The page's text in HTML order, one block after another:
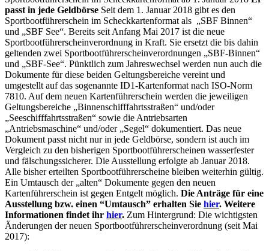
passt in jede Geldbörse Seit dem 1. Januar 2018 gibt es den
Sportbootführerschein im Scheckkartenformat als „SBF Binnen“
und „SBF See“. Bereits seit Anfang Mai 2017 ist die neue
Sportbootführerscheinverordnung in Kraft. Sie ersetzt die bis dahin
geltenden zwei Sportbootführerscheinverordnungen „SBF-Binnen“
und „SBF-See“. Pünktlich zum Jahreswechsel werden nun auch die
Dokumente für diese beiden Geltungsbereiche vereint und
umgestellt auf das sogenannte ID1-Kartenformat nach ISO-Norm
7810. Auf dem neuen Kartenführerschein werden die jeweiligen
Geltungsbereiche „Binnenschifffahrts­straßen“ und/oder
„Seeschifffahrtsstraßen“ sowie die Antriebsarten
„Antriebsmaschine“ und/oder „Segel“ dokumentiert. Das neue
Dokument passt nicht nur in jede Geldbörse, sondern ist auch im
Vergleich zu den bisherigen Sportbootführerscheinen wasserfester
und fälschungssicherer. Die Ausstellung erfolgte ab Januar 2018.
Alle bisher erteilten Sportbootführerscheine bleiben weiterhin gültig.
Ein Umtausch der „alten“ Dokumente gegen den neuen
Kartenführerschein ist gegen Entgelt möglich. Die Anträge für eine
Ausstellung bzw. einen “Umtausch” erhalten Sie hier. Weitere
Informationen findet ihr hier. Zum Hintergrund: Die wichtigsten
Änderungen der neuen Sportbootführerscheinverordnung (seit Mai
2017):